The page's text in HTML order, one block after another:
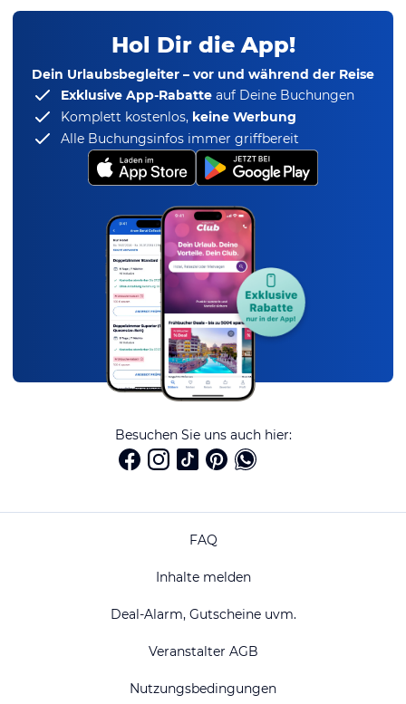
Hol Dir die App!
Dein Urlaubsbegleiter – vor und während der Reise
Exklusive App-Rabatte auf Deine Buchungen
Komplett kostenlos, keine Werbung
Alle Buchungsinfos immer griffbereit
Besuchen Sie uns auch hier:
FAQ
Inhalte melden
Deal-Alarm, Gutscheine uvm.
Veranstalter AGB
Nutzungsbedingungen